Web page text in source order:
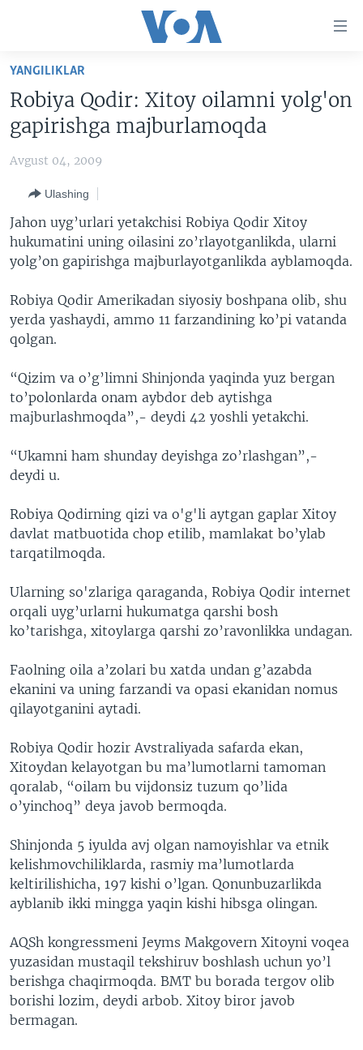
Boshiga
qayting
Qidiruvga
o'ting
AMERIKA
VATANDOSHLAR
MULTIMEDIA
AMERIKA MANZARALARI
VASHINGTON CHOYXONASI
MOBIL-SALOM!
VIDEO
XABARLAR SURATLARDA
IJTIMOIY TARMOQLAR
YOUTUBE
INSTAGRAM
ODNOKLASSNIKI
TELEGRAM
SOUNDCLOUD
EDITORIAL
YANGILIKLAR
Robiya Qodir: Xitoy oilamni yolg'on
gapirishga majburlamoqda
Avgust 04, 2009
Ulashing
Jahon uyg’urlari yetakchisi Robiya Qodir Xitoy
hukumatini uning oilasini zo’rlayotganlikda, ularni
yolg’on gapirishga majburlayotganlikda ayblamoqda.
Robiya Qodir Amerikadan siyosiy boshpana olib, shu
yerda yashaydi, ammo 11 farzandining ko’pi vatanda
qolgan.
“Qizim va o’g’limni Shinjonda yaqinda yuz bergan
to’polonlarda onam aybdor deb aytishga
majburlashmoqda”,- deydi 42 yoshli yetakchi.
“Ukamni ham shunday deyishga zo’rlashgan”,-
deydi u.
Robiya Qodirning qizi va o'g'li aytgan gaplar Xitoy
davlat matbuotida chop etilib, mamlakat bo’ylab
tarqatilmoqda.
Ularning so'zlariga qaraganda, Robiya Qodir internet
orqali uyg’urlarni hukumatga qarshi bosh
ko’tarishga, xitoylarga qarshi zo’ravonlikka undagan.
Faolning oila a’zolari bu xatda undan g’azabda
ekanini va uning farzandi va opasi ekanidan nomus
qilayotganini aytadi.
Robiya Qodir hozir Avstraliyada safarda ekan,
Xitoydan kelayotgan bu ma’lumotlarni tamoman
qoralab, “oilam bu vijdonsiz tuzum qo’lida
o’yinchoq” deya javob bermoqda.
Shinjonda 5 iyulda avj olgan namoyishlar va etnik
kelishmovchiliklarda, rasmiy ma’lumotlarda
keltirilishicha, 197 kishi o’lgan. Qonunbuzarlikda
ayblanib ikki mingga yaqin kishi hibsga olingan.
AQSh kongressmeni Jeyms Makgovern Xitoyni voqea
yuzasidan mustaqil tekshiruv boshlash uchun yo’l
berishga chaqirmoqda. BMT bu borada tergov olib
borishi lozim, deydi arbob. Xitoy biror javob
bermagan.